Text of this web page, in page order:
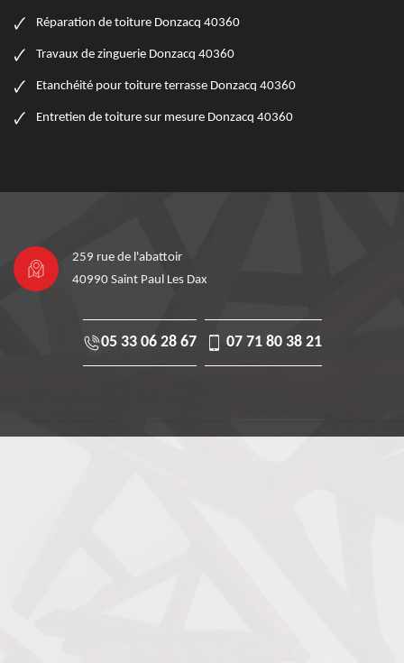
Réparation de toiture Donzacq 40360
Travaux de zinguerie Donzacq 40360
Etanchéité pour toiture terrasse Donzacq 40360
Entretien de toiture sur mesure Donzacq 40360
259 rue de l'abattoir
40990 Saint Paul Les Dax
05 33 06 28 67 07 71 80 38 21